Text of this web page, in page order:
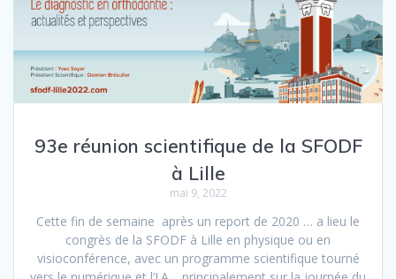
93e réunion scientifique de la SFODF
à Lille
mai 9, 2022
Cette fin de semaine après un report de 2020 … a lieu le
congrès de la SFODF à Lille en physique ou en
visioconférence, avec un programme scientifique tourné